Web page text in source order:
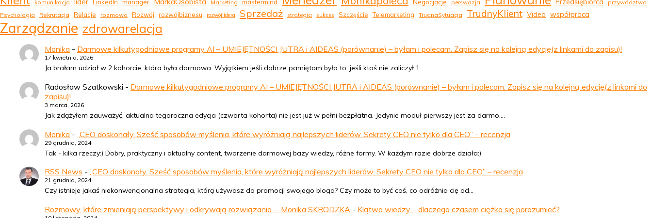
komunikacja lider LinkedIn manager Marketing mastermind Negocjacje perswazja Przedsiębiorca
przywództwo
Psychologia
Rekrutacja Relacje rozmowa Rozwój rozwójbiznesu rozwójlidera Sprzedaż strategia sukces Szczęście Telemarketing TrudnaSytuacja TrudnyKlient Video współpraca
Zarządzanie zdrowarelacja
Monika - Darmowe kilkutygodniowe programy AI – UMIEJĘTNOŚCI JUTRA i AIDEAS (porównanie) – byłam i polecam. Zapisz się na kolejną edycję(z linkami do zapisu)!
17 kwietnia, 2026
Ja brałam udział w 2 kohorcie, która była darmowa. Wyjątkiem jeśli dobrze pamiętam było to, jeśli ktoś nie zaliczył 1…
Radosław Szatkowski - Darmowe kilkutygodniowe programy AI – UMIEJĘTNOŚCI JUTRA i AIDEAS (porównanie) – byłam i polecam. Zapisz się na kolejną edycję(z linkami do
zapisu)!
3 marca, 2026
Jak zdążyłem zauważyć, aktualna tegoroczna edycja (czwarta kohorta) nie jest już w pełni bezpłatna. Jedynie moduł pierwszy jest za darmo.…
Monika - „CEO doskonały. Sześć sposobów myślenia, które wyróżniają najlepszych liderów. Sekrety CEO nie tylko dla CEO” – recenzja
29 grudnia, 2024
Tak - kilka rzeczy:) Dobry, praktyczny i aktualny content, tworzenie darmowej bazy wiedzy, różne formy. W każdym razie dobrze działa:)
RSS News - „CEO doskonały. Sześć sposobów myślenia, które wyróżniają najlepszych liderów. Sekrety CEO nie tylko dla CEO” – recenzja
21 grudnia, 2024
Czy istnieje jakaś niekonwencjonalna strategia, którą używasz do promocji swojego bloga? Czy może to być coś, co odróżnia cię od…
Rozmowy, które zmieniają perspektywy i odkrywają rozwiązania. – Monika SKRODZKA - Klątwa wiedzy – dlaczego czasem ciężko się porozumieć?